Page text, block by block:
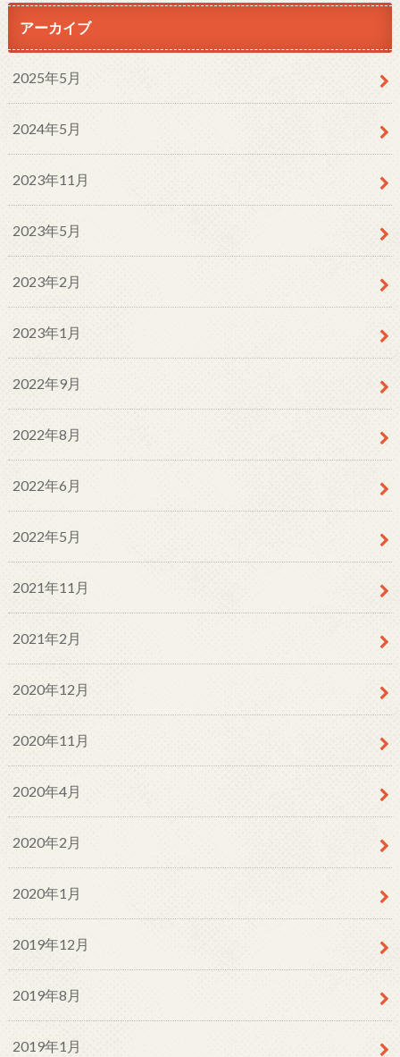
アーカイブ
2025年5月
2024年5月
2023年11月
2023年5月
2023年2月
2023年1月
2022年9月
2022年8月
2022年6月
2022年5月
2021年11月
2021年2月
2020年12月
2020年11月
2020年4月
2020年2月
2020年1月
2019年12月
2019年8月
2019年1月